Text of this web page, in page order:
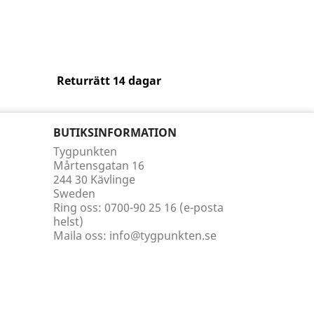
Returrätt 14 dagar
BUTIKSINFORMATION
Tygpunkten
Mårtensgatan 16
244 30 Kävlinge
Sweden
Ring oss: 0700-90 25 16 (e-posta
helst)
Maila oss: info@tygpunkten.se